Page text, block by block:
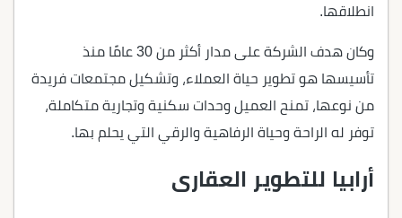
انطلاقها.
وكان هدف الشركة على مدار أكثر من 30 عامًا منذ
تأسيسها هو تطوير حياة العملاء، وتشكيل مجتمعات فريدة
من نوعها، تمنح العميل وحدات سكنية وتجارية متكاملة،
توفر له الراحة وحياة الرفاهية والرقي التي يحلم بها.
أرابيا للتطوير العقارى